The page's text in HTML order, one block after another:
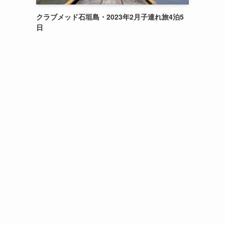
クラブメッド石垣島・2023年2月子連れ旅4泊5
日